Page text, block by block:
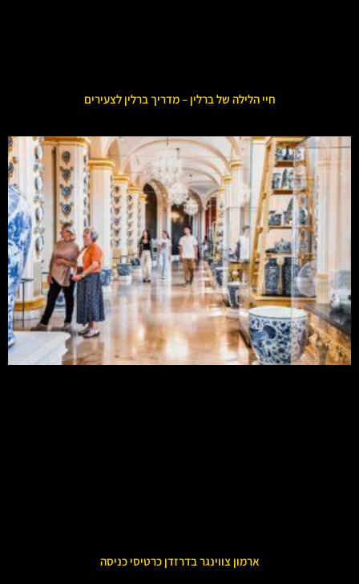
חיי הלילה של ברלין – מדריך ברלין לצעירים
ארמון צווינגר בדרזדן כרטיסי כניסה